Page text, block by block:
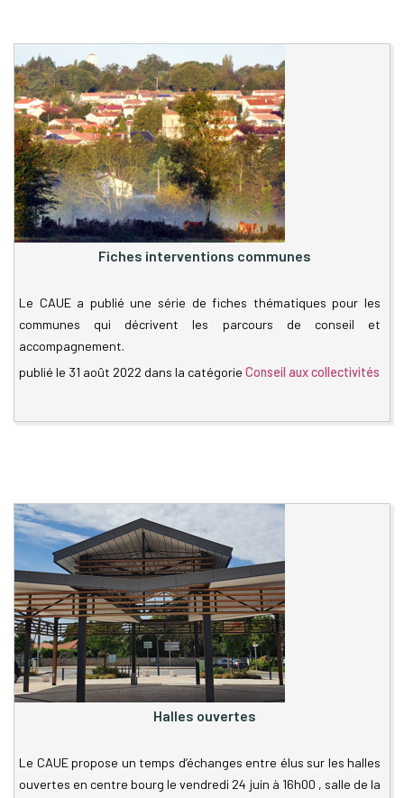
Fiches interventions communes
Le CAUE a publié une série de fiches thématiques pour les
communes qui décrivent les parcours de conseil et
accompagnement.
publié le 31 août 2022 dans la catégorie Conseil aux collectivités
Halles ouvertes
Le CAUE propose un temps d’échanges entre élus sur les halles
ouvertes en centre bourg le vendredi 24 juin à 16h00 , salle de la